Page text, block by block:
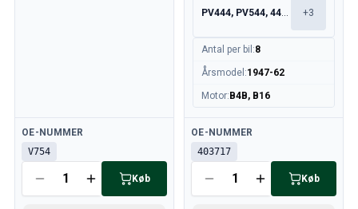
Volvo 740/760/780 Motor gashåndtag
Volvo 740/760/780 Interiørdele
Volvo 740/760/780 Forhjulsaffjedring
Volvo 850 Reservedele
Tilgængelig
OE-NUMMER
V754
Køb
PV444, PV544, 445, 210 +3
Antal per bil :8
Årsmodel :1947-62
Motor: B4B, B16
Tilgængelig
OE-NUMMER
403717
Køb